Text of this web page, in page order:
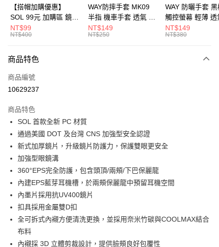
全家取貨付款(安全帽一頂以上請選宅配)
每筆NT$60，滿NT$1,000(含以上)免運費
7-11取貨付款(安全帽一頂以上請選宅配)
每筆NT$100，滿NT$1,000(含以上)免運費
【搭帽加購優惠】
SOL 99元 加購區 鏡片
內襯 內置墨鏡 防水帽
袋 安全帽配件
NT$99
NT$400
WAY防摔手套 MK09
半指 機車手套 透氣 硬
殼護具 騎車 腳踏車 爬
山 釣魚 MK-09 耀瑪騎
NT$149
NT$250
WAY 防曬手套
觸控螢幕 輕薄 透
滑 反光 機車手套
A016 耀瑪騎士安
NT$149
NT$380
商品特色
商品編號
10629237
商品特色
SOL 首款全新 PC 材質
通過美國 DOT 及台灣 CNS 加強型安全認證
新式加厚鏡片，升級鏡片防護力，保護雙眼更安全
加強型眼鏡溝
360°EPS完全防護，包含頭頂/兩頰/下巴保麗龍
內建EPS藍芽耳機槽，於兩頰保麗龍中預留耳機空間
內墨片採用抗UV400鏡片
扣具採用金屬雙D扣
全可拆式內襯方便清洗更換，並採用奈米竹碳與COOLMAX結合
布料
內襯採 3D 立體剪裁設計，提供臉頰良好包覆性